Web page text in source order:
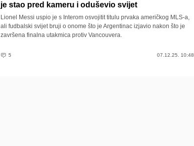
je stao pred kameru i oduševio svijet
Lionel Messi uspio je s Interom osvojitit titulu prvaka američkog MLS-a,
ali fudbalski svijet bruji o onome što je Argentinac izjavio nakon što je
završena finalna utakmica protiv Vancouvera.
5 07.12.25. 10:48